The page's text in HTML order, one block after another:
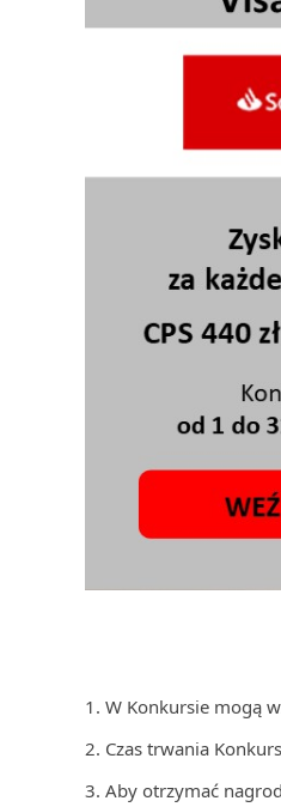
W Konkursie mogą
Czas trwania
Aby otrzymać